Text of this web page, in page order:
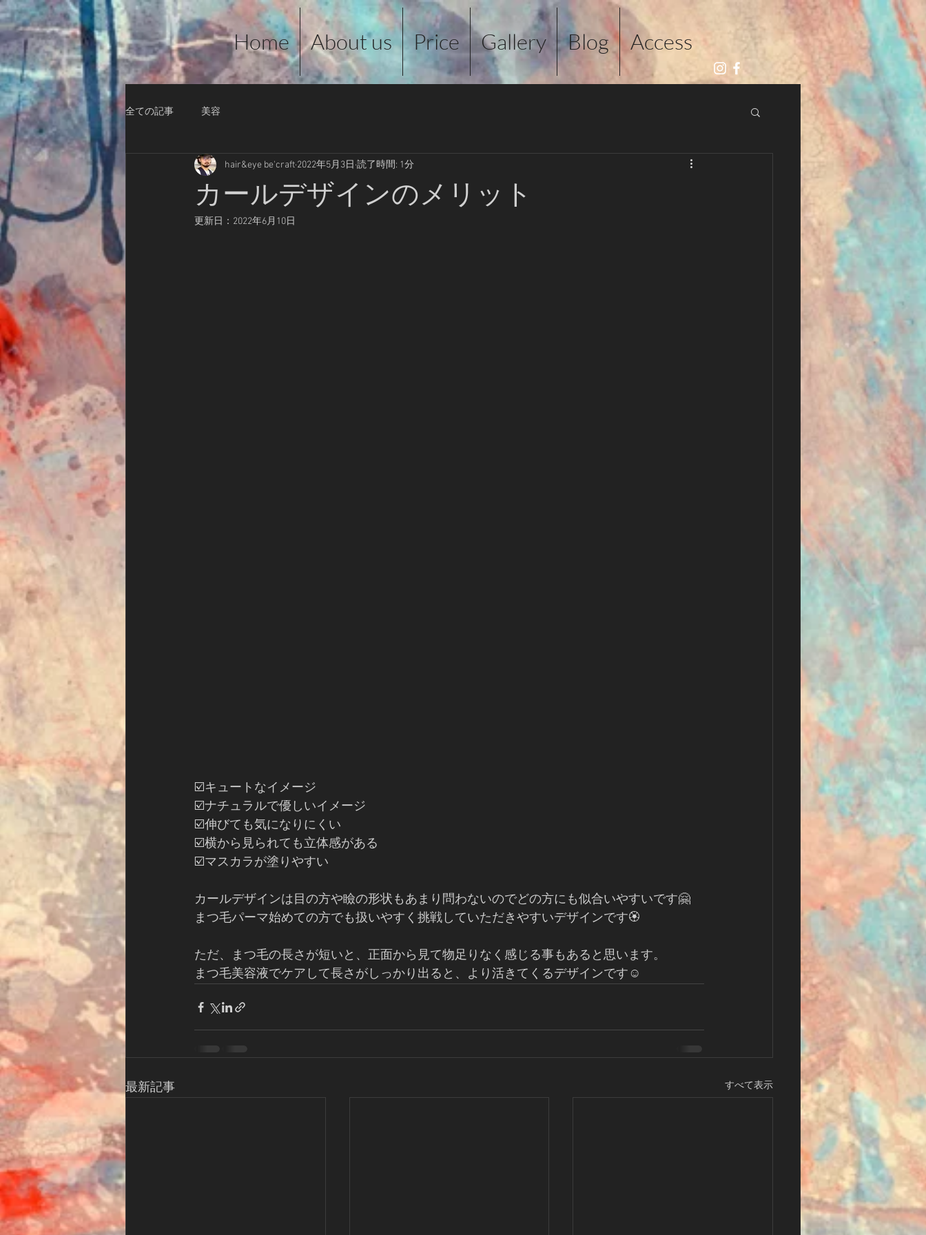
Home About us Price Gallery Blog Access
全ての記事 美容
カールデザインのメリット
hair&eye be'craft 2022年5月3日 読了時間: 1分
更新日： 2022年6月10日
☑️キュートなイメージ
☑️ナチュラルで優しいイメージ
☑️伸びても気になりにくい
☑️横から見られても立体感がある
☑️マスカラが塗りやすい
カールデザインは目の方や瞼の形状もあまり問わないのでどの方にも似合いやすいです🤗
まつ毛パーマ始めての方でも扱いやすく挑戦していただきやすいデザインです🏵
ただ、まつ毛の長さが短いと、正面から見て物足りなく感じる事もあると思います。
まつ毛美容液でケアして長さがしっかり出ると、より活きてくるデザインです☺️
最新記事 すべて表示